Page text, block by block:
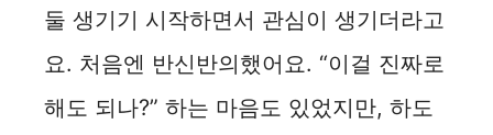
둘 생기기 시작하면서 관심이 생기더라고
요. 처음엔 반신반의했어요. “이걸 진짜로
해도 되나?” 하는 마음도 있었지만, 하도